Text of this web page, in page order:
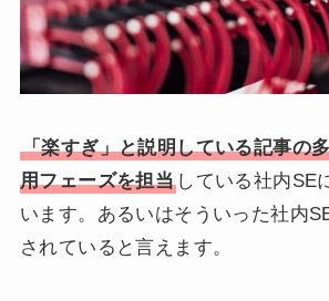
「楽すぎ」と説明している記事の
用フェーズを担当 している社内SE
います。あるいはそういった社内
されていると言えます。